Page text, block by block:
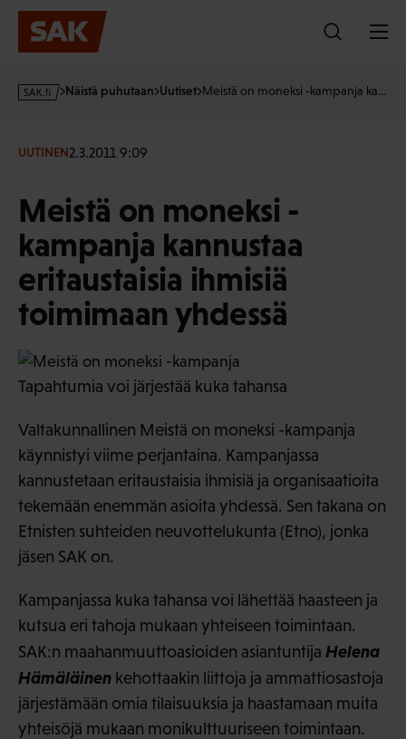
Hyppää
sisältöön
s
·
Näistä puhutaan Uutiset Meistä on moneksi -kampanja ka…
UUTINEN2.3.2011 9:09
Meistä on moneksi -
kampanja kannustaa
eritaustaisia ihmisiä
toimimaan yhdessä
Tapahtumia voi järjestää kuka tahansa
Valtakunnallinen Meistä on moneksi -kampanja
käynnistyi viime perjantaina. Kampanjassa
kannustetaan eritaustaisia ihmisiä ja organisaatioita
tekemään enemmän asioita yhdessä. Sen takana on
Etnisten suhteiden neuvottelukunta (Etno), jonka
jäsen SAK on.
Kampanjassa kuka tahansa voi lähettää haasteen ja
kutsua eri tahoja mukaan yhteiseen toimintaan.
SAK:n maahanmuuttoasioiden asiantuntija Helena
Hämäläinen kehottaakin liittoja ja ammattiosastoja
järjestämään omia tilaisuuksia ja haastamaan muita
yhteisöjä mukaan monikulttuuriseen toimintaan.